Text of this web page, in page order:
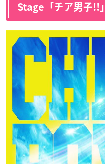
Stage「チア男子!!」